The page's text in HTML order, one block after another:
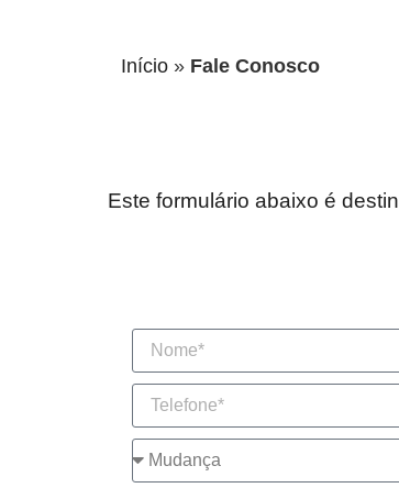
Início » Fale Conosco
Este formulário abaixo é